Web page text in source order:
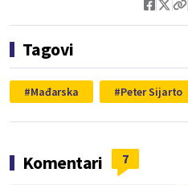
Tagovi
Mađarska Peter Sijarto
Komentari 7